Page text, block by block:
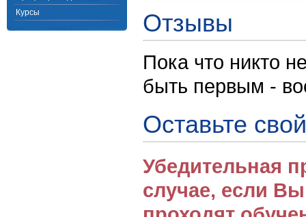
Курсы
Отзывы
Пока что никто
быть первым -
Оставьте
Убедительная
случае, если